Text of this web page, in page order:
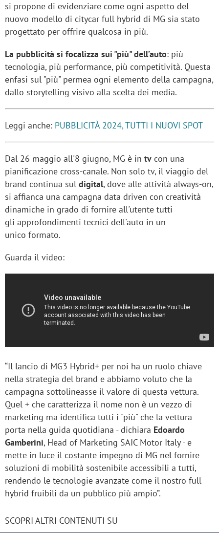
si propone di evidenziare come ogni aspetto del
nuovo modello di citycar full hybrid di MG sia stato
progettato per offrire qualcosa in più.
La pubblicità si focalizza sui "più" dell’auto: più
tecnologia, più performance, più competitività. Questa
enfasi sul "più" permea ogni elemento della campagna,
dallo storytelling visivo alla scelta dei media.
Leggi anche: PUBBLICITÀ 2024, TUTTI I NUOVI SPOT
Dal 26 maggio all'8 giugno, MG è in tv con una
pianificazione cross-canale. Non solo tv, il viaggio del
brand continua sul digital, dove alle attività always-on,
si affianca una campagna data driven con creatività
dinamiche in grado di fornire all'utente tutti
gli approfondimenti tecnici dell'auto in un
unico formato.
Guarda il video:
“Il lancio di MG3 Hybrid+ per noi ha un ruolo chiave
nella strategia del brand e abbiamo voluto che la
campagna sottolineasse il valore di questa vettura.
Quel + che caratterizza il nome non è un vezzo di
marketing ma identifica tutti i "più" che la vettura
porta nella guida quotidiana - dichiara Edoardo
Gamberini, Head of Marketing SAIC Motor Italy - e
mette in luce il costante impegno di MG nel fornire
soluzioni di mobilità sostenibile accessibili a tutti,
rendendo le tecnologie avanzate come il nostro full
hybrid fruibili da un pubblico più ampio”.
SCOPRI ALTRI CONTENUTI SU